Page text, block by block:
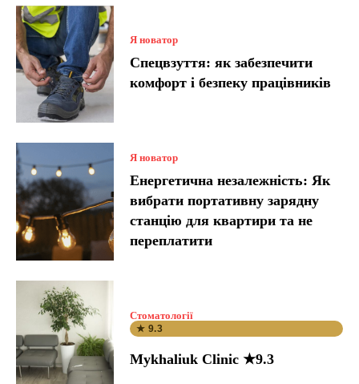
Я новатор
Спецвзуття: як забезпечити
комфорт і безпеку працівників
Я новатор
Енергетична незалежність: Як
вибрати портативну зарядну
станцію для квартири та не
переплатити
Стоматології
★ 9.3
Mykhaliuk Clinic ★9.3